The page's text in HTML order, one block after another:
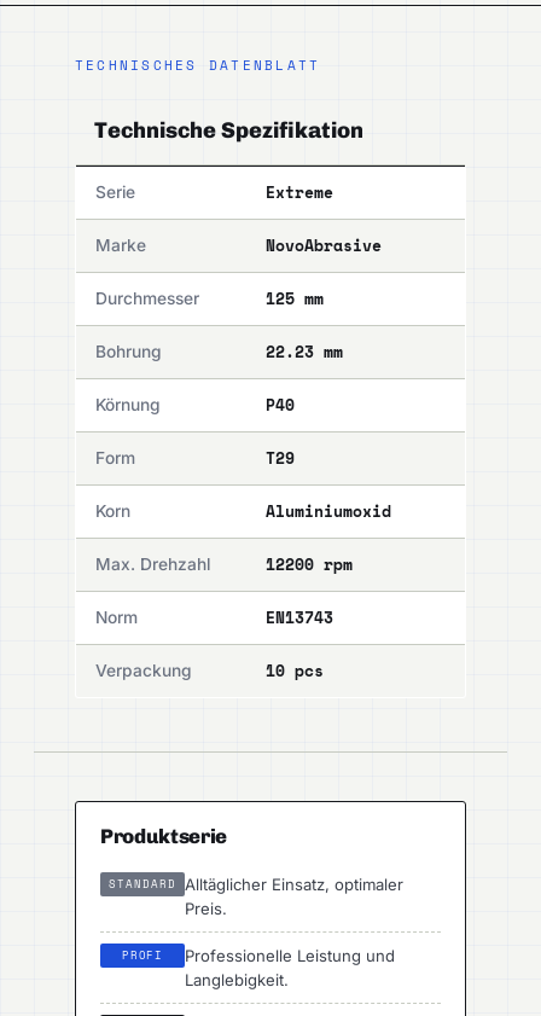
TECHNISCHES DATENBLATT
Technische Spezifikation
Serie Extreme
Marke NovoAbrasive
Durchmesser 125 mm
Bohrung 22.23 mm
Körnung P40
Form T29
Korn Aluminiumoxid
Max. Drehzahl 12200 rpm
Norm EN13743
Verpackung 10 pcs
Produktserie
STANDARD
Alltäglicher Einsatz, optimaler
Preis.
PROFI
Professionelle Leistung und
Langlebigkeit.